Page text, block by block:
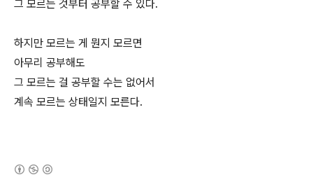
그 모르는 것부터 공부할 수 있다.
하지만 모르는 게 뭔지 모르면
아무리 공부해도
그 모르는 걸 공부할 수는 없어서
계속 모르는 상태일지 모른다.